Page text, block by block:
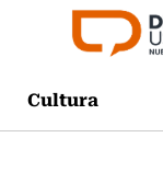
Cultura